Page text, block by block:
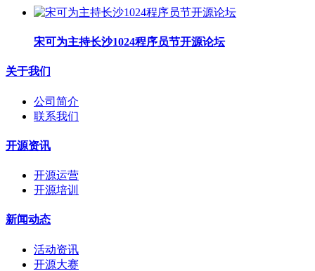
宋可为主持长沙1024程序员节开源论坛
关于我们
公司简介
联系我们
开源资讯
开源运营
开源培训
新闻动态
活动资讯
开源大赛